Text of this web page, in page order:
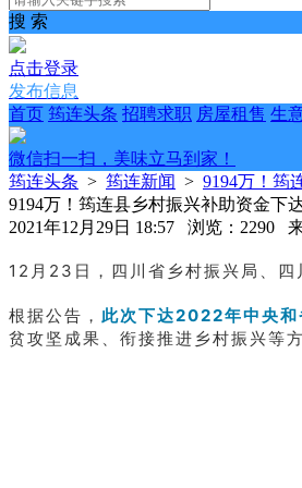
搜 索
点击登录
发布信息
首页 筠连头条 招聘求职 房屋租售 生
微信扫一扫，美味立马到家！
筠连头条 > 筠连新闻 > 9194万！筠
9194万！筠连县乡村振兴补助资金下
2021年12月29日 18:57 浏览：2290
12月23日，四川省乡村振兴局、
根据公告， 此次下达2022年中央
贫攻坚成果、衔接推进乡村振兴等方